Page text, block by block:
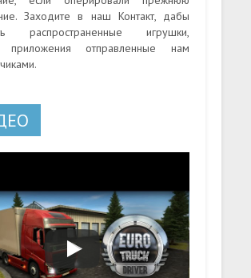
Заходите в наш Контакт, дабы
распространенные игрушки,
приложения отправленные нам